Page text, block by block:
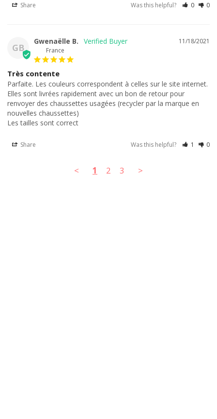
Share Was this helpful? 0 0
GB
11/18/2021
Gwenaëlle B.
France
Très contente
Parfaite. Les couleurs correspondent à celles sur le site internet.
Elles sont livrées rapidement avec un bon de retour pour
renvoyer des chaussettes usagées (recycler par la marque en
nouvelles chaussettes)
Les tailles sont correct
Share Was this helpful? 1 0
< 1 2 3 >